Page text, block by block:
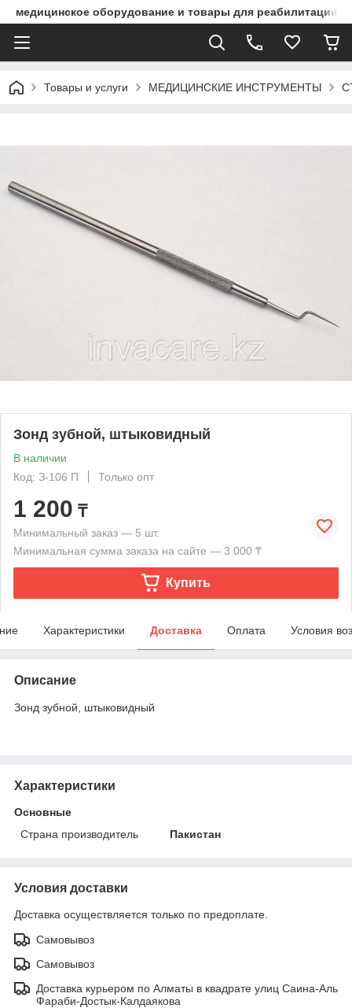
медицинское оборудование и товары для реабилитации
Товары и услуги МЕДИЦИНСКИЕ ИНСТРУМЕНТЫ
Зонд зубной, штыковидный
В наличии
Код: З-106 П
Только опт
1 200 ₸
Минимальный заказ — 5 шт.
Минимальная сумма заказа на сайте — 3 000 ₸
Купить
Характеристики Доставка Оплата Условия
Описание
Зонд зубной, штыковидный
Характеристики
Основные
Страна производитель
Пакистан
Условия доставки
Доставка осуществляется только по предоплате.
Самовывоз
Самовывоз
Доставка курьером по Алматы в квадрате улиц Саина-Аль
Фараби-Достык-Калдаякова